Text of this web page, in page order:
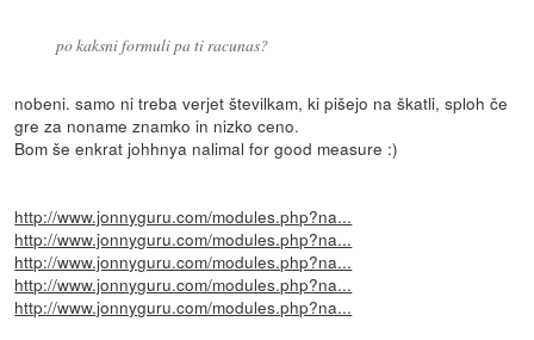
po kaksni formuli pa ti racunas?
nobeni. samo ni treba verjet številkam, ki pišejo na škatli, sploh če
gre za noname znamko in nizko ceno.
Bom še enkrat johhnya nalimal for good measure :)
http://www.jonnyguru.com/modules.php?na...
http://www.jonnyguru.com/modules.php?na...
http://www.jonnyguru.com/modules.php?na...
http://www.jonnyguru.com/modules.php?na...
http://www.jonnyguru.com/modules.php?na...